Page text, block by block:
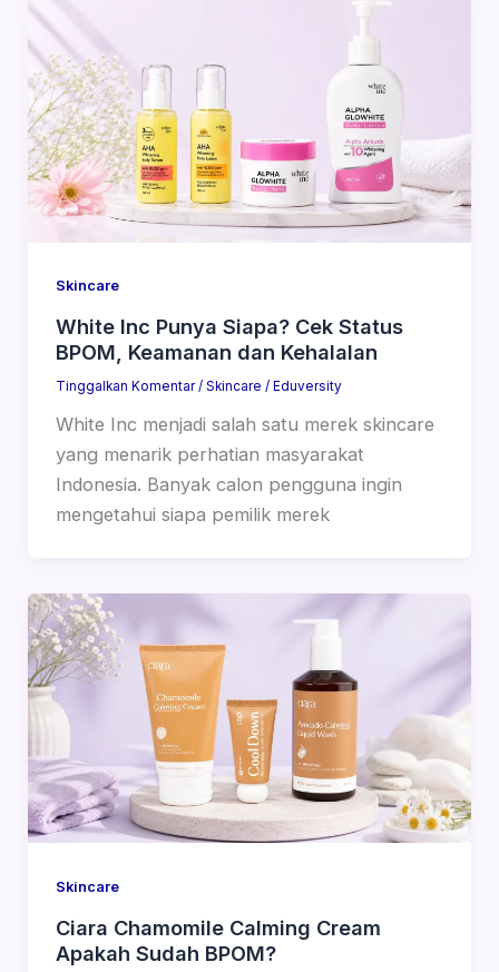
Skincare
White Inc Punya Siapa? Cek Status
BPOM, Keamanan dan Kehalalan
Tinggalkan Komentar / Skincare / Eduversity
White Inc menjadi salah satu merek skincare
yang menarik perhatian masyarakat
Indonesia. Banyak calon pengguna ingin
mengetahui siapa pemilik merek
Skincare
Ciara Chamomile Calming Cream
Apakah Sudah BPOM?